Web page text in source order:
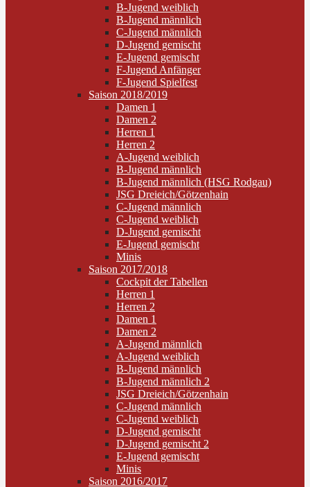
B-Jugend weiblich
B-Jugend männlich
C-Jugend männlich
D-Jugend gemischt
E-Jugend gemischt
F-Jugend Anfänger
F-Jugend Spielfest
Saison 2018/2019
Damen 1
Damen 2
Herren 1
Herren 2
A-Jugend weiblich
B-Jugend männlich
B-Jugend männlich (HSG Rodgau)
JSG Dreieich/Götzenhain
C-Jugend männlich
C-Jugend weiblich
D-Jugend gemischt
E-Jugend gemischt
Minis
Saison 2017/2018
Cockpit der Tabellen
Herren 1
Herren 2
Damen 1
Damen 2
A-Jugend männlich
A-Jugend weiblich
B-Jugend männlich
B-Jugend männlich 2
JSG Dreieich/Götzenhain
C-Jugend männlich
C-Jugend weiblich
D-Jugend gemischt
D-Jugend gemischt 2
E-Jugend gemischt
Minis
Saison 2016/2017